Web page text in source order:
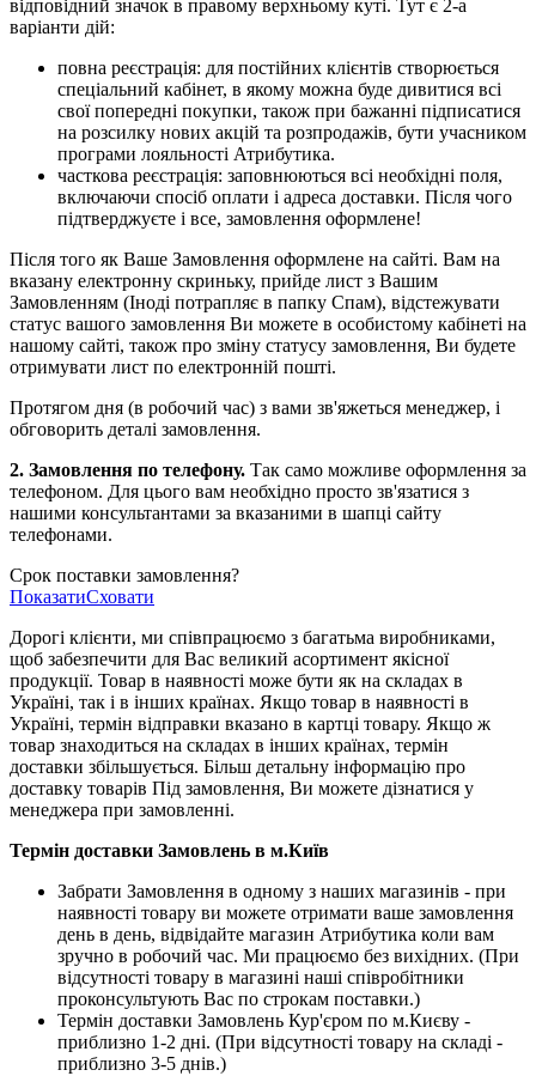
відповідний значок в правому верхньому куті. Тут є 2-а
варіанти дій:
повна реєстрація: для постійних клієнтів створюється
спеціальний кабінет, в якому можна буде дивитися всі
свої попередні покупки, також при бажанні підписатися
на розсилку нових акцій та розпродажів, бути учасником
програми лояльності Атрибутика.
часткова реєстрація: заповнюються всі необхідні поля,
включаючи спосіб оплати і адреса доставки. Після чого
підтверджуєте і все, замовлення оформлене!
Після того як Ваше Замовлення оформлене на сайті. Вам на
вказану електронну скриньку, прийде лист з Вашим
Замовленням (Іноді потрапляє в папку Спам), відстежувати
статус вашого замовлення Ви можете в особистому кабінеті на
нашому сайті, також про зміну статусу замовлення, Ви будете
отримувати лист по електронній пошті.
Протягом дня (в робочий час) з вами зв'яжеться менеджер, і
обговорить деталі замовлення.
2. Замовлення по телефону. Так само можливе оформлення за
телефоном. Для цього вам необхідно просто зв'язатися з
нашими консультантами за вказаними в шапці сайту
телефонами.
Срок поставки замовлення?
ПоказатиСховати
Дорогі клієнти, ми співпрацюємо з багатьма виробниками,
щоб забезпечити для Вас великий асортимент якісної
продукції. Товар в наявності може бути як на складах в
Україні, так і в інших країнах. Якщо товар в наявності в
Україні, термін відправки вказано в картці товару. Якщо ж
товар знаходиться на складах в інших країнах, термін
доставки збільшується. Більш детальну інформацію про
доставку товарів Під замовлення, Ви можете дізнатися у
менеджера при замовленні.
Термін доставки Замовлень в м.Київ
Забрати Замовлення в одному з наших магазинів - при
наявності товару ви можете отримати ваше замовлення
день в день, відвідайте магазин Атрибутика коли вам
зручно в робочий час. Ми працюємо без вихідних. (При
відсутності товару в магазині наші співробітники
проконсультують Вас по строкам поставки.)
Термін доставки Замовлень Кур'єром по м.Києву -
приблизно 1-2 дні. (При відсутності товару на складі -
приблизно 3-5 днів.)